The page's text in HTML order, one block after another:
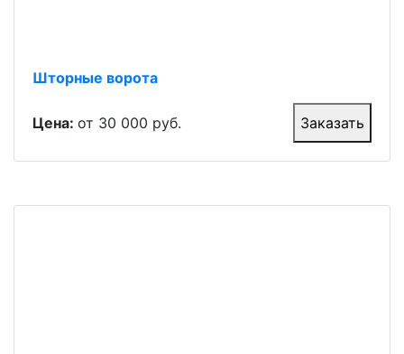
Шторные ворота
Цена: от 30 000 руб. Заказать